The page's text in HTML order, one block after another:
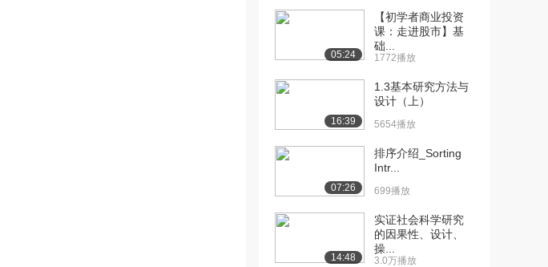
[10] 台湾清华大学公开
课：基本数据结构I...
1.0万播放
07:28
[11] 台湾清华大学公开
课：基本数据结构I...
22:43
[12] 台湾清华大学公开
课：约瑟夫问题 上...
20:05
[13] 台湾清华大学公开
课：括号完全匹配 ...
26:20
05:24
【初学者商业投资
课：走进股市】基
础...
1772播放
16:39
1.3基本研究方法与
设计（上）
5654播放
07:26
排序介绍_Sorting
Intr...
699播放
14:48
实证社会科学研究
的因果性、设计、
操...
3.0万播放